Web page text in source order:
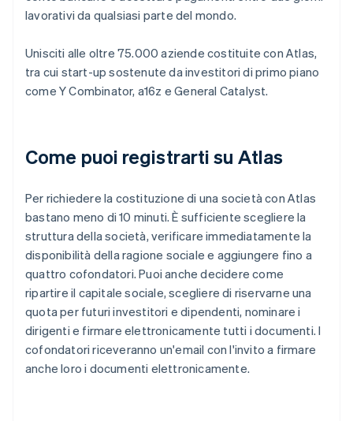
lavorativi da qualsiasi parte del mondo.
Unisciti alle oltre 75.000 aziende costituite con Atlas,
tra cui start-up sostenute da investitori di primo piano
come Y Combinator, a16z e General Catalyst.
Come puoi registrarti su Atlas
Per richiedere la costituzione di una società con Atlas
bastano meno di 10 minuti. È sufficiente scegliere la
struttura della società, verificare immediatamente la
disponibilità della ragione sociale e aggiungere fino a
quattro cofondatori. Puoi anche decidere come
ripartire il capitale sociale, scegliere di riservarne una
quota per futuri investitori e dipendenti, nominare i
dirigenti e firmare elettronicamente tutti i documenti. I
cofondatori riceveranno un'email con l'invito a firmare
anche loro i documenti elettronicamente.